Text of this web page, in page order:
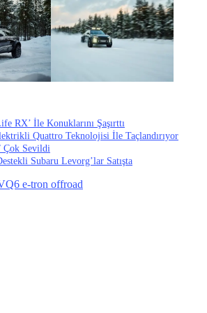
RX’ İle Konuklarını Şaşırttı
Quattro Teknolojisi İle Taçlandırıyor
Çok Sevildi
Subaru Levorg’lar Satışta
Q6 e-tron offroad